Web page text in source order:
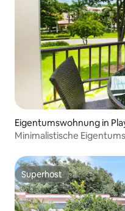
Eigentumswohnung in
Minimalistische
Superhost
Superhost